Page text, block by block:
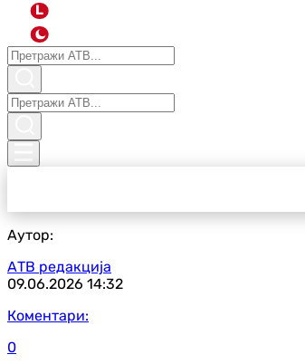
L
Аутор:
АТВ редакција
09.06.2026 14:32
Коментари:
0